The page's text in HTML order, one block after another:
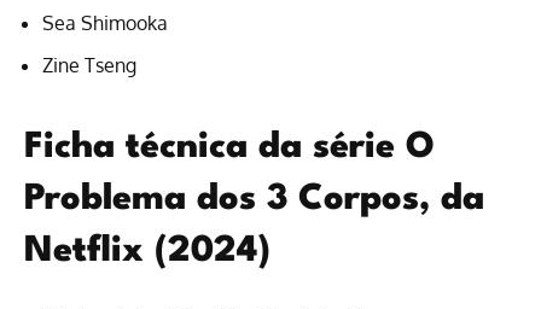
Sea Shimooka
Zine Tseng
Ficha técnica da série O
Problema dos 3 Corpos, da
Netflix (2024)